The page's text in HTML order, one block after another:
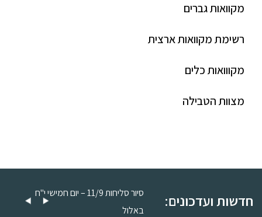
מקוואות גברים
רשימת מקוואות ארצית
מקווואות כלים
מצוות הטבילה
חדשות ועדכונים:
סיור סליחות 11/9 – יום חמישי י"ח
באלול